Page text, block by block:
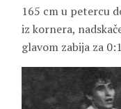
165 cm u petercu
iz kornera,
glavom zabija za